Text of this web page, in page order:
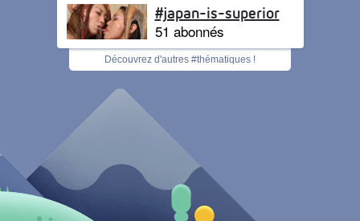
#japan-is-superior
51 abonnés
Découvrez d'autres #thématiques !